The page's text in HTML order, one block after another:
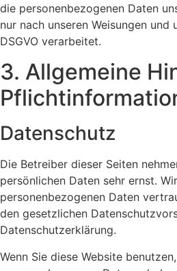
die personenbezogenen Daten
nur nach unseren Weisungen und
DSGVO verarbeitet.
3. Allgemeine
Datenschutz
Die Betreiber dieser Seiten
persönlichen Daten sehr ernst.
personenbezogenen Daten
den gesetzlichen
Datenschutzerklärung.
Wenn Sie diese Website